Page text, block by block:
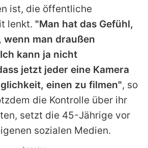
Richtlinien
Impressum
Utiq verwalten
ist, die öffentliche
lenkt. "Man hat das Gefühl,
wenn man draußen
kann ja nicht
jetzt jeder eine Kamera
einen zu filmen", so
die Kontrolle über ihr
setzt die 45-Jährige vor
sozialen Medien.